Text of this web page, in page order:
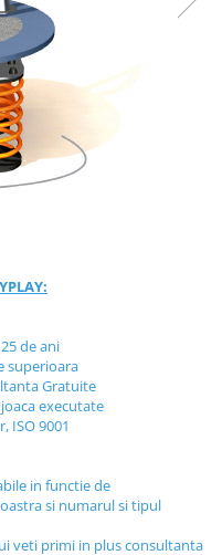
de ani
superioara
Gratuite
executate
ISO 9001
in functie de
si numarul si tipul
veti primi in plus consultanta